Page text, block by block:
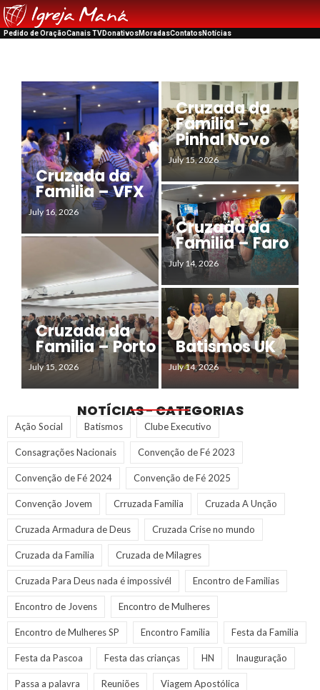
Pedido de OraçãoCanais TVDonativosMoradasContatosNotícias
Cruzada da
Familia – VFX
July 16, 2026
Cruzada da
Familia – Porto
July 15, 2026
Cruzada da
Familia –
Pinhal Novo
July 15, 2026
Cruzada da
Familia – Faro
July 14, 2026
Batismos UK
July 14, 2026
NOTÍCIAS - CATEGORIAS
Ação Social Batismos Clube Executivo
Consagrações Nacionais Convenção de Fé 2023
Convenção de Fé 2024 Convenção de Fé 2025
Convenção Jovem Crruzada Familia Cruzada A Unção
Cruzada Armadura de Deus Cruzada Crise no mundo
Cruzada da Familia Cruzada de Milagres
Cruzada Para Deus nada é impossivél Encontro de Familias
Encontro de Jovens Encontro de Mulheres
Encontro de Mulheres SP Encontro Familia Festa da Familia
Festa da Pascoa Festa das crianças HN Inauguração
Passa a palavra Reuniões Viagem Apostólica